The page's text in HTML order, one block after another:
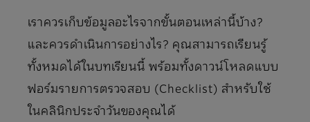
เราควรเก็บข้อมูลอะไรจากขั้นตอนเหล่านี้บ้าง?
และควรดำเนินการอย่างไร? คุณสามารถเรียนรู้
ทั้งหมดได้ในบทเรียนนี้ พร้อมทั้งดาวน์โหลดแบบ
ฟอร์มรายการตรวจสอบ (Checklist) สำหรับใช้
ในคลินิกประจำวันของคุณได้